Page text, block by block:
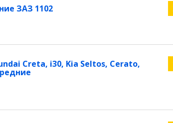
ЗАЗ 1102
Creta, i30, Kia Seltos, Cerato,